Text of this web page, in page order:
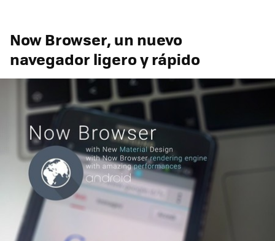
Now Browser, un nuevo
navegador ligero y rápido